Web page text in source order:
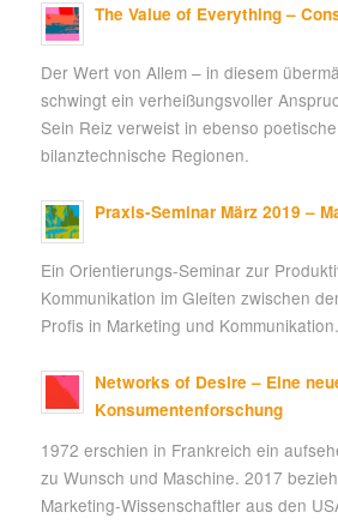
The Value of Everything –
Der Wert von Allem – in diesem
schwingt ein verheißungsvoller
Sein Reiz verweist in ebenso
bilanztechnische Regionen.
Praxis-Seminar März 2019 –
Ein Orientierungs-Seminar zur
Kommunikation im Gleiten zwischen
Profis in Marketing und Kommunikation.
Networks of Desire – Eine
Konsumentenforschung
1972 erschien in Frankreich ein
zu Wunsch und Maschine. 2017
Marketing-Wissenschaftler aus den